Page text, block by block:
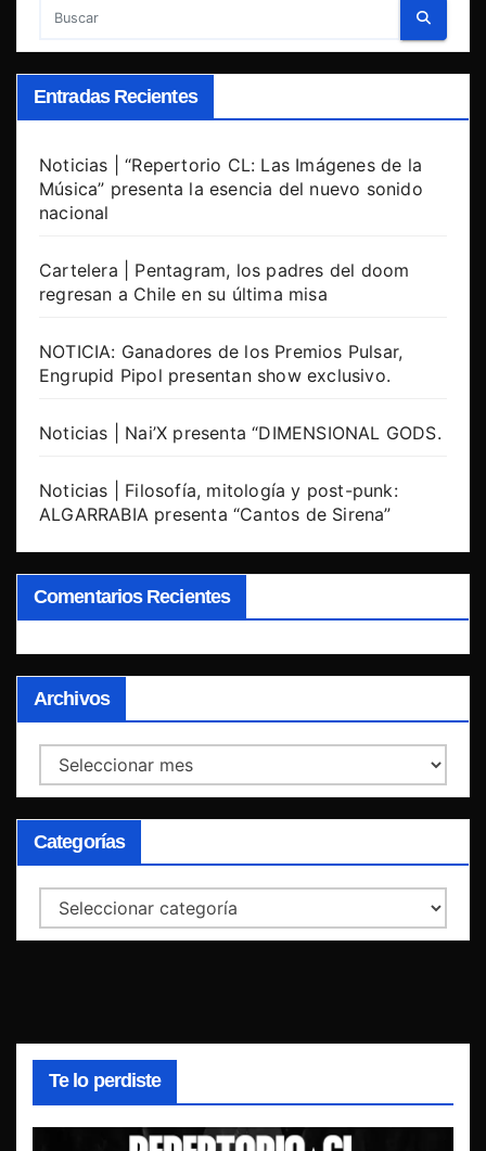
Entradas Recientes
Noticias | “Repertorio CL: Las Imágenes de la
Música” presenta la esencia del nuevo sonido
nacional
Cartelera | Pentagram, los padres del doom
regresan a Chile en su última misa
NOTICIA: Ganadores de los Premios Pulsar,
Engrupid Pipol presentan show exclusivo.
Noticias | Nai’X presenta “DIMENSIONAL GODS.
Noticias | Filosofía, mitología y post-punk:
ALGARRABIA presenta “Cantos de Sirena”
Comentarios Recientes
Archivos
Archivos
Categorías
Categorías
Te lo perdiste